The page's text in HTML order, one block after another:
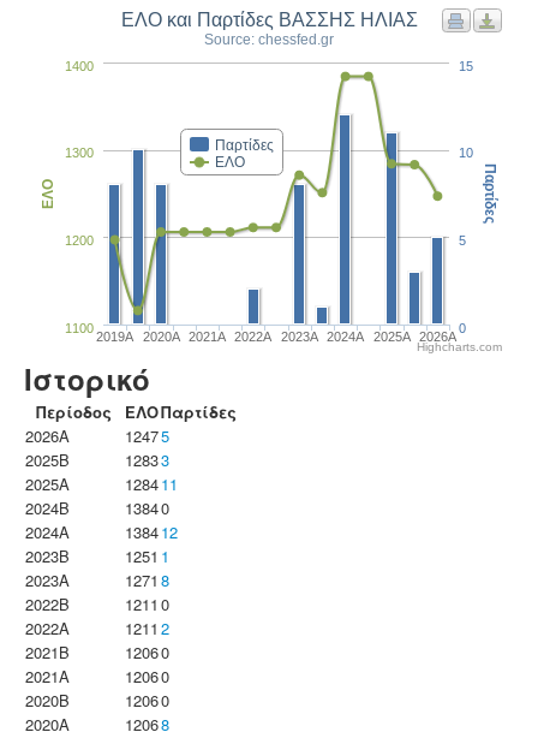
ΕΛΟ και Παρτίδες ΒΑΣΣΗΣ ΗΛΙΑΣ
Source: chessfed.gr
Παρτίδες
ΕΛΟ
2019A 2020A 2021A 2022A 2023Α 2024A 2025A 2026A
1100
1200
1300
1400
ΕΛΟ
0
5
10
15
Παρτίδες
Highcharts.com
Ιστορικό
Περίοδος ΕΛΟΠαρτίδες
2026A
12475
2025B
12833
2025A
128411
2024B
13840
2024A
138412
2023B
1251 1
2023Α
1271 8
2022B
1211 0
2022A
1211 2
2021B
12060
2021A
12060
2020B
12060
2020A
12068